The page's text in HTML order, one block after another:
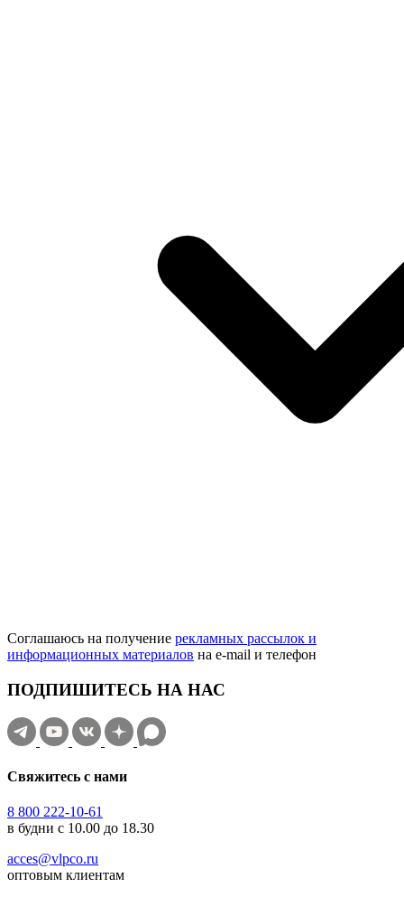
Соглашаюсь на получение рекламных рассылок и
информационных материалов на e‑mail и телефон
ПОДПИШИТЕСЬ НА НАС
Свяжитесь с нами
8 800 222-10-61
в будни с 10.00 до 18.30
acces@vlpco.ru
оптовым клиентам